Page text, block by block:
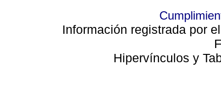
Información registrada por
Hipervínculos y